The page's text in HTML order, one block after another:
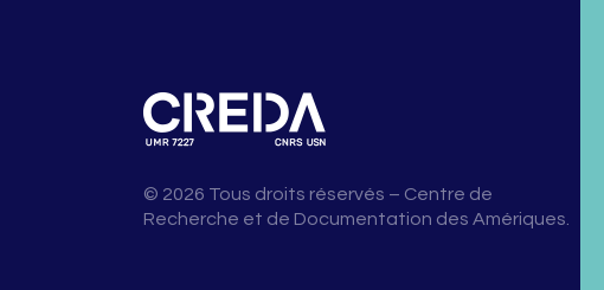
© 2026 Tous droits réservés – Centre de
Recherche et de Documentation des Amériques.